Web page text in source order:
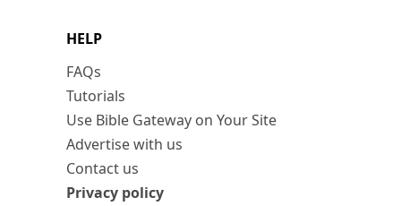
HELP
FAQs
Tutorials
Use Bible Gateway on Your Site
Advertise with us
Contact us
Privacy policy